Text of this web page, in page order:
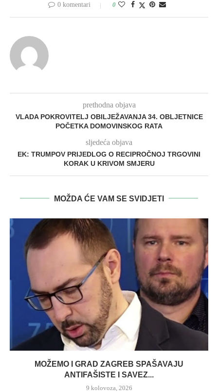
0 komentari 0
prethodna objava
VLADA POKROVITELJ OBILJEŽAVANJA 34. OBLJETNICE
POČETKA DOMOVINSKOG RATA
sljedeća objava
EK: TRUMPOV PRIJEDLOG O RECIPROČNOJ TRGOVINI
KORAK U KRIVOM SMJERU
MOŽDA ĆE VAM SE SVIDJETI
MOŽEMO I GRAD ZAGREB SPAŠAVAJU
ANTIFAŠISTE I SAVEZ...
9 kolovoza, 2026